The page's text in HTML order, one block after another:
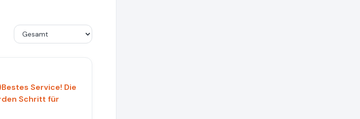
Service! Die
Schritt für